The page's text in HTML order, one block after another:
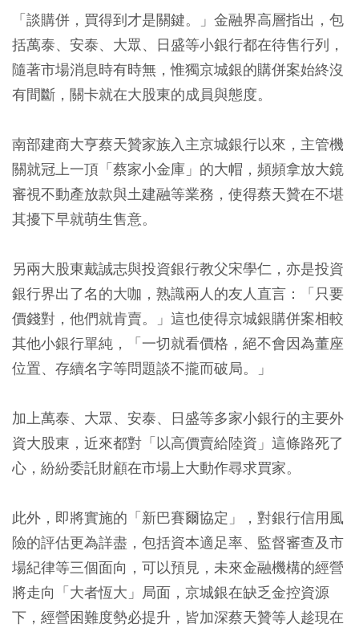
「談購併，買得到才是關鍵。」金融界高層指出，包
括萬泰、安泰、大眾、日盛等小銀行都在待售行列，
隨著市場消息時有時無，惟獨京城銀的購併案始終沒
有間斷，關卡就在大股東的成員與態度。
南部建商大亨蔡天贊家族入主京城銀行以來，主管機
關就冠上一頂「蔡家小金庫」的大帽，頻頻拿放大鏡
審視不動產放款與土建融等業務，使得蔡天贊在不堪
其擾下早就萌生售意。
另兩大股東戴誠志與投資銀行教父宋學仁，亦是投資
銀行界出了名的大咖，熟識兩人的友人直言：「只要
價錢對，他們就肯賣。」這也使得京城銀購併案相較
其他小銀行單純，「一切就看價格，絕不會因為董座
位置、存續名字等問題談不攏而破局。」
加上萬泰、大眾、安泰、日盛等多家小銀行的主要外
資大股東，近來都對「以高價賣給陸資」這條路死了
心，紛紛委託財顧在市場上大動作尋求買家。
此外，即將實施的「新巴賽爾協定」，對銀行信用風
險的評估更為詳盡，包括資本適足率、監督審查及市
場紀律等三個面向，可以預見，未來金融機構的經營
將走向「大者恆大」局面，京城銀在缺乏金控資源
下，經營困難度勢必提升，皆加深蔡天贊等人趁現在